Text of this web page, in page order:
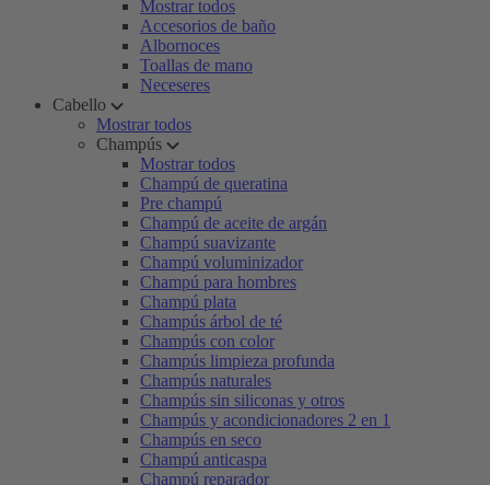
Mostrar todos
Accesorios de baño
Albornoces
Toallas de mano
Neceseres
Cabello
Mostrar todos
Champús
Mostrar todos
Champú de queratina
Pre champú
Champú de aceite de argán
Champú suavizante
Champú voluminizador
Champú para hombres
Champú plata
Champús árbol de té
Champús con color
Champús limpieza profunda
Champús naturales
Champús sin siliconas y otros
Champús y acondicionadores 2 en 1
Champús en seco
Champú anticaspa
Champú reparador